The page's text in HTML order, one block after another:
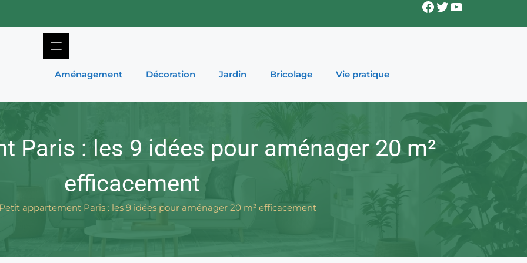
Facebook
Twitter
YouTube
Aménagement Décoration Jardin Bricolage Vie pratique
Paris : les 9 idées pour aménager 20 m²
efficacement
Petit appartement Paris : les 9 idées pour aménager 20 m² efficacement